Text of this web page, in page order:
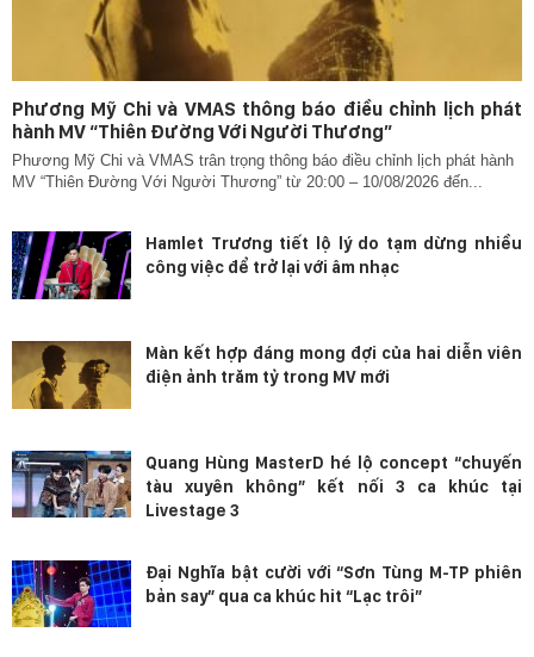
Phương Mỹ Chi và VMAS thông báo điều chỉnh lịch phát
hành MV “Thiên Đường Với Người Thương”
Phương Mỹ Chi và VMAS trân trọng thông báo điều chỉnh lịch phát hành
MV “Thiên Đường Với Người Thương” từ 20:00 – 10/08/2026 đến...
Hamlet Trương tiết lộ lý do tạm dừng nhiều
công việc để trở lại với âm nhạc
Màn kết hợp đáng mong đợi của hai diễn viên
điện ảnh trăm tỷ trong MV mới
Quang Hùng MasterD hé lộ concept “chuyến
tàu xuyên không” kết nối 3 ca khúc tại
Livestage 3
Đại Nghĩa bật cười với “Sơn Tùng M-TP phiên
bản say” qua ca khúc hit “Lạc trôi”